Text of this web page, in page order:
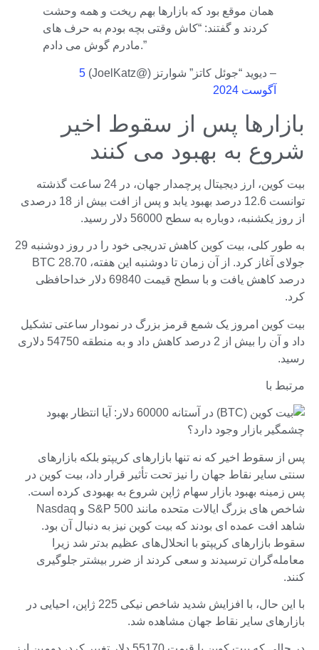
همان موقع بود که بازارها بهم ریخت و همه وحشت
کردند و گفتند: “کاش وقتی بچه بودم به حرف های
مادرم گوش می دادم.”
– دیوید “جوئل کاتز” شوارتز (@JoelKatz)
5
آگوست 2024
بازارها پس از سقوط اخیر
شروع به بهبود می کنند
بیت کوین، ارز دیجیتال پرچمدار جهان، در 24 ساعت گذشته
توانست 12.6 درصد بهبود یابد و پس از افت بیش از 18 درصدی
از روز یکشنبه، دوباره به سطح 56000 دلار رسید.
به طور کلی، بیت کوین کاهش تدریجی خود را در روز دوشنبه 29
جولای آغاز کرد. از آن زمان تا دوشنبه این هفته، BTC 28.70
درصد کاهش یافت و با سطح قیمت 69840 دلار خداحافظی
کرد.
بیت کوین امروز یک شمع قرمز بزرگ در نمودار ساعتی تشکیل
داد و آن را بیش از 2 درصد کاهش داد و به منطقه 54750 دلاری
رسید.
مرتبط با
پس از سقوط اخیر که نه تنها بازارهای کریپتو بلکه بازارهای
سنتی سایر نقاط جهان را نیز تحت تأثیر قرار داد، بیت کوین در
پس زمینه بهبود بازار سهام ژاپن شروع به بهبودی کرده است.
شاخص های بزرگ ایالات متحده مانند S&P 500 و Nasdaq
شاهد افت عمده ای بودند که بیت کوین نیز به دنبال آن بود.
سقوط بازارهای کریپتو با انحلال‌های عظیم بدتر شد زیرا
معامله‌گران ترسیدند و سعی کردند از ضرر بیشتر جلوگیری
کنند.
با این حال، با افزایش شدید شاخص نیکی 225 ژاپن، احیایی در
بازارهای سایر نقاط جهان مشاهده شد.